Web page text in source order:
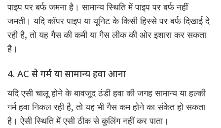
पाइप पर बर्फ जमना है। सामान्य स्थिति में पाइप पर बर्फ नहीं
जमती। यदि कॉपर पाइप या यूनिट के किसी हिस्से पर बर्फ दिखाई दे
रही है, तो यह गैस की कमी या गैस लीक की ओर इशारा कर सकता
है।
4. AC से गर्म या सामान्य हवा आना
यदि एसी चालू होने के बावजूद ठंडी हवा की जगह सामान्य या हल्की
गर्म हवा निकल रही है, तो यह भी गैस कम होने का संकेत हो सकता
है। ऐसी स्थिति में एसी ठीक से कूलिंग नहीं कर पाता।